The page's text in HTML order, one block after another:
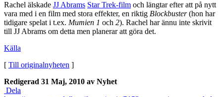
Rachel älskade JJ Abrams Star Trek-film och längtar efter att på nytt
vara med i en film med stora effekter, en riktig Blockbuster(hon har
tidigare spelat i t.ex. Mumien 1 och 2). Rachel har ännu inte skrivit
till JJ Abrams om detta men planerar att göra det.
Källa
[ Till originalnyheten ]
Redigerad 31 Maj, 2010 av Nyhet
Dela